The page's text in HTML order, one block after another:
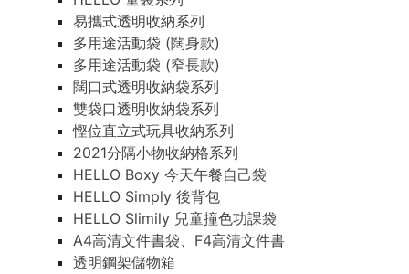
易攜式透明收納系列
多用途活動袋 (闊身款)
多用途活動袋 (窄長款)
闊口式透明收納袋系列
雙袋口透明收納袋系列
慳位直立式玩具收納系列
2021分隔小物收納格系列
HELLO Boxy 今天午餐自己袋
HELLO Simply 後背包
HELLO Slimily 兒童撞色功課袋
A4高清文件書袋、F4高清文件書
透明鋼架儲物箱